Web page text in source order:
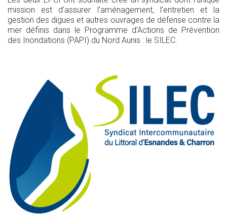
mission est d’assurer l’aménagement, l’entretien et la
gestion des digues et autres ouvrages de défense contre la
mer définis dans le Programme d’Actions de Prévention
des Inondations (PAPI) du Nord Aunis : le SILEC.